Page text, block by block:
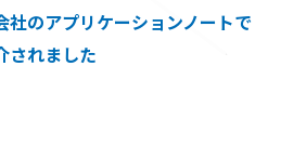
社のアプリケーションノートで
されました